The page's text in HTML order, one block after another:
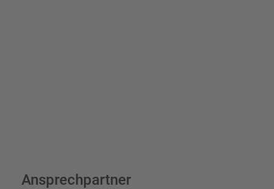
Ansprechpartner